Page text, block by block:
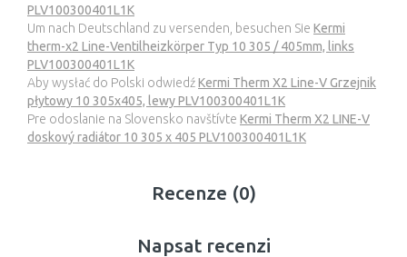
PLV100300401L1K
Um nach Deutschland zu versenden, besuchen Sie Kermi
therm-x2 Line-Ventilheizkörper Typ 10 305 / 405mm, links
PLV100300401L1K
Aby wysłać do Polski odwiedźKermi Therm X2 Line-V Grzejnik
płytowy 10 305x405, lewy PLV100300401L1K
Pre odoslanie na Slovensko navštívte Kermi Therm X2 LINE-V
doskový radiátor 10 305 x 405 PLV100300401L1K
Recenze (0)
Napsat recenzi